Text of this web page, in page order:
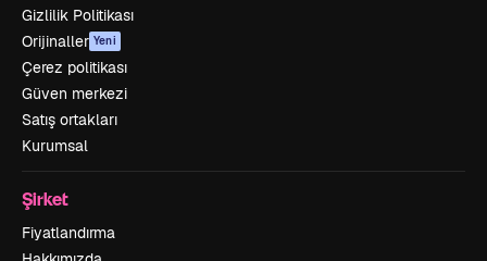
Gizlilik Politikası
Orijinaller Yeni
Çerez politikası
Güven merkezi
Satış ortakları
Kurumsal
Şirket
Fiyatlandırma